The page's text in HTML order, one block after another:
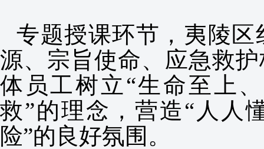
专题授课环节，夷陵
源、宗旨使命、应急救
体员工树立“生命至上
救”的理念，营造“人人
险”的良好氛围。